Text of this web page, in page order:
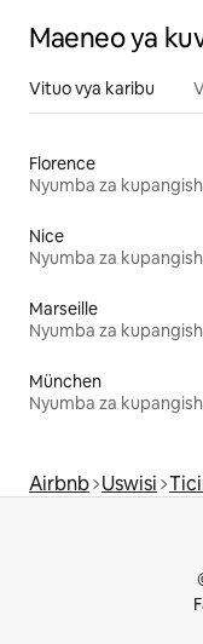
Maeneo ya
Vituo vya karibu
Florence
Nice
Marseille
München
Airbnb Uswisi